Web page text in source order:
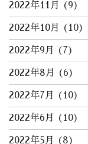
2022年11月 (9)
2022年10月 (10)
2022年9月 (7)
2022年8月 (6)
2022年7月 (10)
2022年6月 (10)
2022年5月 (8)